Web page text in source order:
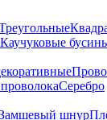
Каучуковые
Серебро
шнур